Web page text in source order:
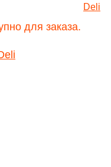
Deli
для заказа.